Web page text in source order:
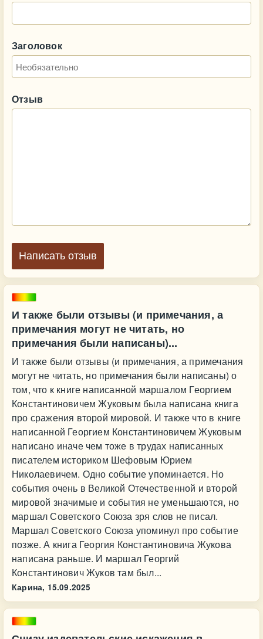
И также были отзывы (и примечания, а
примечания могут не читать, но
примечания были написаны)...
И также были отзывы (и примечания, а примечания
могут не читать, но примечания были написаны) о
том, что к книге написанной маршалом Георгием
Константиновичем Жуковым была написана книга
про сражения второй мировой. И также что в книге
написанной Георгием Константиновичем Жуковым
написано иначе чем тоже в трудах написанных
писателем историком Шефовым Юрием
Николаевичем. Одно событие упоминается. Но
события очень в Великой Отечественной и второй
мировой значимые и события не уменьшаются, но
маршал Советского Союза зря слов не писал.
Маршал Советского Союза упоминул про событие
позже. А книга Георгия Константиновича Жукова
написана раньше. И маршал Георгий
Константинович Жуков там был...
Карина, 15.09.2025
Заголовок
Отзыв
Написать отзыв